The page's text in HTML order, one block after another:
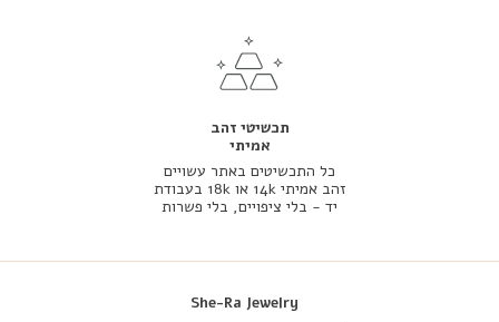
תכשיטי זהב
אמיתי
כל התכשיטים באתר עשויים
זהב אמיתי 14k או 18k בעבודת
יד - בלי ציפויים, בלי פשרות
She-Ra Jewelry